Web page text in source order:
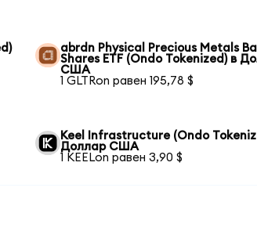
abrdn Physical Precious Metals
Shares ETF (Ondo Tokenized) в
США
1 GLTRon равен 195,78 $
Keel Infrastructure (Ondo
Доллар США
1 KEELon равен 3,90 $